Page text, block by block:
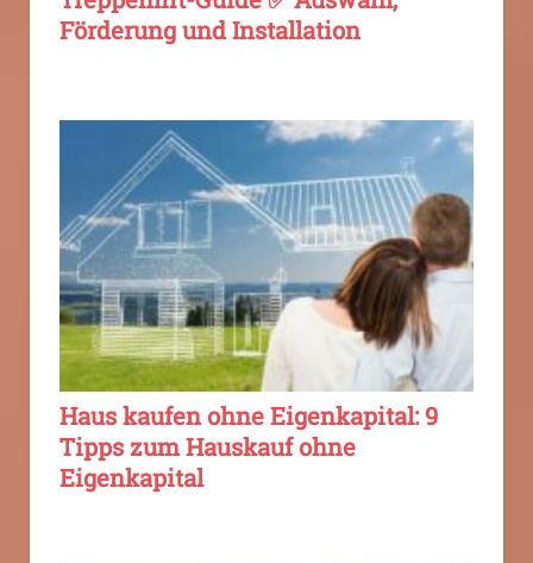
Förderung und Installation
Haus kaufen ohne Eigenkapital: 9
Tipps zum Hauskauf ohne
Eigenkapital